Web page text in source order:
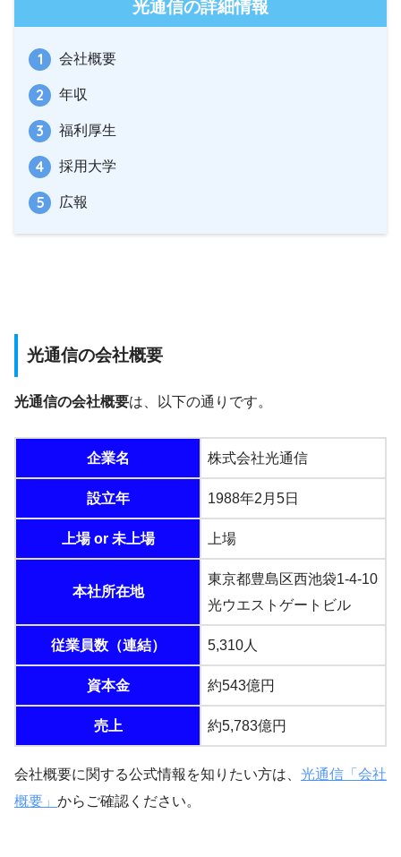
光通信の詳細情報
会社概要
年収
福利厚生
採用大学
広報
光通信の会社概要
光通信の会社概要は、以下の通りです。
企業名 株式会社光通信
設立年 1988年2月5日
上場 or 未上場 上場
本社所在地
東京都豊島区西池袋1-4-10
光ウエストゲートビル
従業員数（連結） 5,310人
資本金 約543億円
売上 約5,783億円
会社概要に関する公式情報を知りたい方は、 光通信「会社
概要」 からご確認ください。